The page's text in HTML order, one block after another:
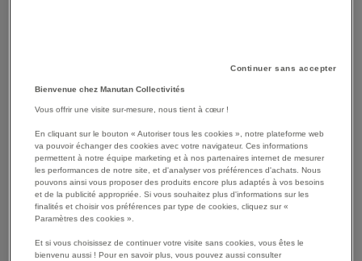
SKIP
BEGINNING
Les avantages
Retrait simple: cendrier facile à vider.
Continuer sans accepter
Bienvenue chez Manutan Collectivités
Vous offrir une visite sur-mesure, nous tient à cœur !
En cliquant sur le bouton « Autoriser tous les cookies », notre plateforme web
va pouvoir échanger des cookies avec votre navigateur. Ces informations
permettent à notre équipe marketing et à nos partenaires internet de mesurer
les performances de notre site, et d'analyser vos préférences d'achats. Nous
pouvons ainsi vous proposer des produits encore plus adaptés à vos besoins
et de la publicité appropriée. Si vous souhaitez plus d'informations sur les
finalités et choisir vos préférences par type de cookies, cliquez sur «
Paramètres des cookies ».
Et si vous choisissez de continuer votre visite sans cookies, vous êtes le
bienvenu aussi ! Pour en savoir plus, vous pouvez aussi consulter